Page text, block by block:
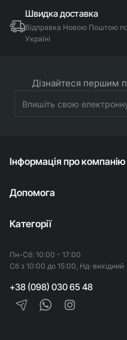
Швидка доставка
Відправка Новою Поштою
Україні
Дізнайтеся першим
свою
Інформація про компанію
Допомога
Категорії
Пн-Сб: 10:00 - 17:00
Сб з 10:00 до 15:00, Нд-вихідний
+38 (098) 030 65 48